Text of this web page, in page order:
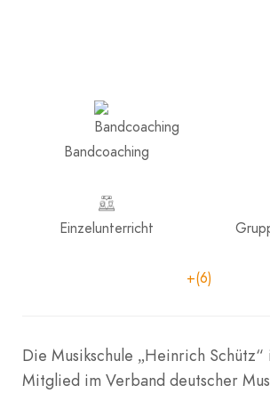
Bandcoaching
Einzelunterricht
+(6)
Die Musikschule „Heinrich
Mitglied im Verband deutscher